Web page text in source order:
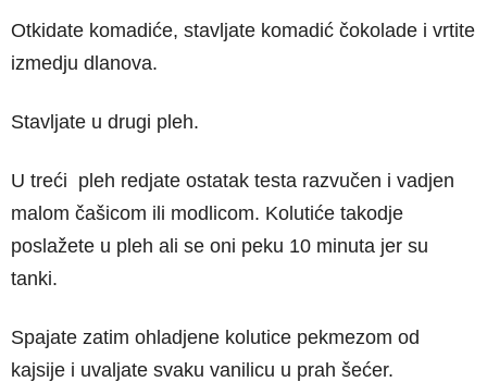
Otkidate komadiće, stavljate komadić čokolade i vrtite
izmedju dlanova.
Stavljate u drugi pleh.
U treći pleh redjate ostatak testa razvučen i vadjen
malom čašicom ili modlicom. Kolutiće takodje
poslažete u pleh ali se oni peku 10 minuta jer su
tanki.
Spajate zatim ohladjene kolutice pekmezom od
kajsije i uvaljate svaku vanilicu u prah šećer.